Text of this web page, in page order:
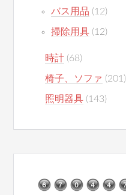
バス用品 (12)
掃除用具 (12)
時計 (68)
椅子、ソファ (201)
照明器具 (143)